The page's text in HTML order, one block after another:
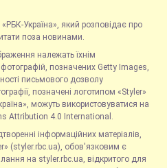
Україна», який розповідає про
поза новинами.
належать їхнім
позначених Getty Images,
письмового дозволу
позначені логотипом «Styler»
можуть використовуватися на
Attribution 4.0 International.
інформаційних матеріалів,
(styler.rbc.ua), обов'язковим є
на styler.rbc.ua, відкритого для